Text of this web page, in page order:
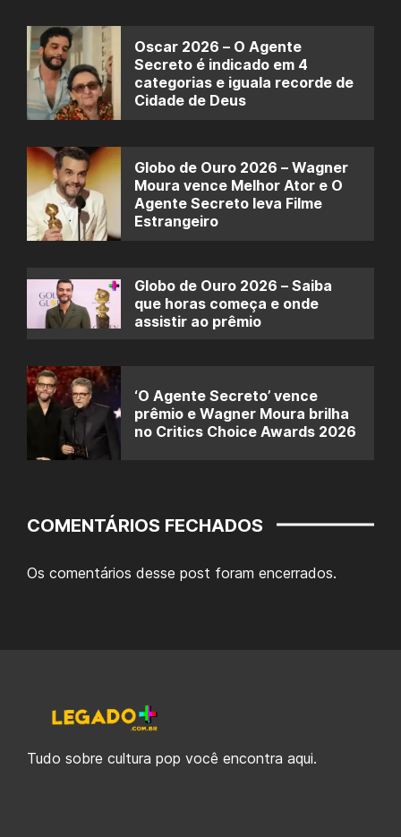
Oscar 2026 – O Agente
Secreto é indicado em 4
categorias e iguala recorde de
Cidade de Deus
Globo de Ouro 2026 – Wagner
Moura vence Melhor Ator e O
Agente Secreto leva Filme
Estrangeiro
Globo de Ouro 2026 – Saiba
que horas começa e onde
assistir ao prêmio
‘O Agente Secreto’ vence
prêmio e Wagner Moura brilha
no Critics Choice Awards 2026
COMENTÁRIOS FECHADOS
Os comentários desse post foram encerrados.
Tudo sobre cultura pop você encontra aqui.